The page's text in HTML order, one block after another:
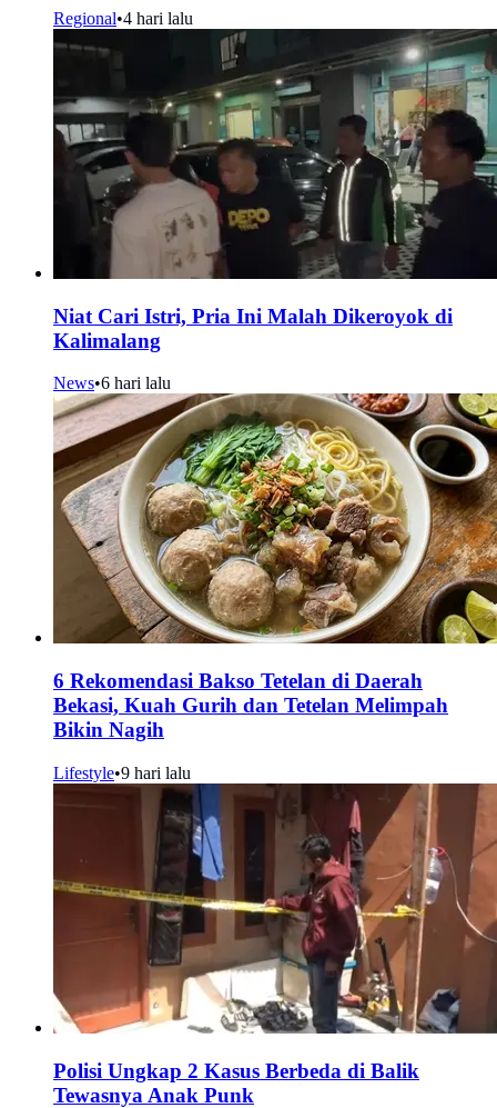
Regional•4 hari lalu
Niat Cari Istri, Pria Ini Malah Dikeroyok di
Kalimalang
News•6 hari lalu
6 Rekomendasi Bakso Tetelan di Daerah
Bekasi, Kuah Gurih dan Tetelan Melimpah
Bikin Nagih
Lifestyle•9 hari lalu
Polisi Ungkap 2 Kasus Berbeda di Balik
Tewasnya Anak Punk